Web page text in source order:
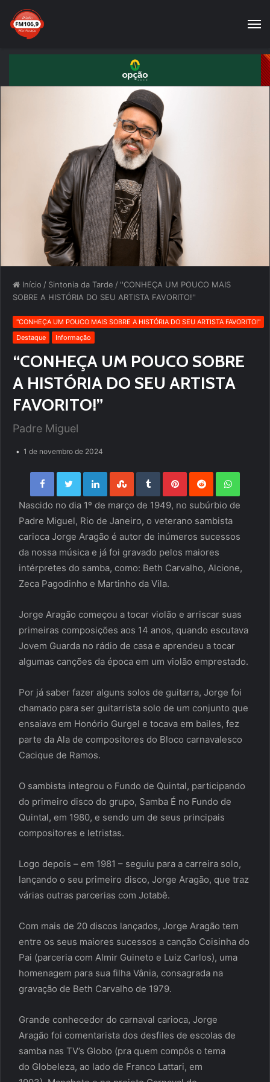
Início / Sintonia da Tarde / ''CONHEÇA UM POUCO MAIS
SOBRE A HISTÓRIA DO SEU ARTISTA FAVORITO!''
''CONHEÇA UM POUCO MAIS SOBRE A HISTÓRIA DO SEU ARTISTA FAVORITO!''
Destaque
Informação
“CONHEÇA UM POUCO SOBRE
A HISTÓRIA DO SEU ARTISTA
FAVORITO!”
Padre Miguel
1 de novembro de 2024
Facebook Twitter LinkedIn StumbleUpon Tumblr Pinterest Reddit
Nascido no dia 1º de março de 1949, no subúrbio de
Padre Miguel, Rio de Janeiro, o veterano sambista
carioca Jorge Aragão é autor de inúmeros sucessos
da nossa música e já foi gravado pelos maiores
intérpretes do samba, como: Beth Carvalho, Alcione,
Zeca Pagodinho e Martinho da Vila.
Jorge Aragão começou a tocar violão e arriscar suas
primeiras composições aos 14 anos, quando escutava
Jovem Guarda no rádio de casa e aprendeu a tocar
algumas canções da época em um violão emprestado.
Por já saber fazer alguns solos de guitarra, Jorge foi
chamado para ser guitarrista solo de um conjunto que
ensaiava em Honório Gurgel e tocava em bailes, fez
parte da Ala de compositores do Bloco carnavalesco
Cacique de Ramos.
O sambista integrou o Fundo de Quintal, participando
do primeiro disco do grupo, Samba É no Fundo de
Quintal, em 1980, e sendo um de seus principais
compositores e letristas.
Logo depois – em 1981 – seguiu para a carreira solo,
lançando o seu primeiro disco, Jorge Aragão, que traz
várias outras parcerias com Jotabê.
Com mais de 20 discos lançados, Jorge Aragão tem
entre os seus maiores sucessos a canção Coisinha do
Pai (parceria com Almir Guineto e Luiz Carlos), uma
homenagem para sua filha Vânia, consagrada na
gravação de Beth Carvalho de 1979.
Grande conhecedor do carnaval carioca, Jorge
Aragão foi comentarista dos desfiles de escolas de
samba nas TV’s Globo (pra quem compôs o tema
do Globeleza, ao lado de Franco Lattari, em